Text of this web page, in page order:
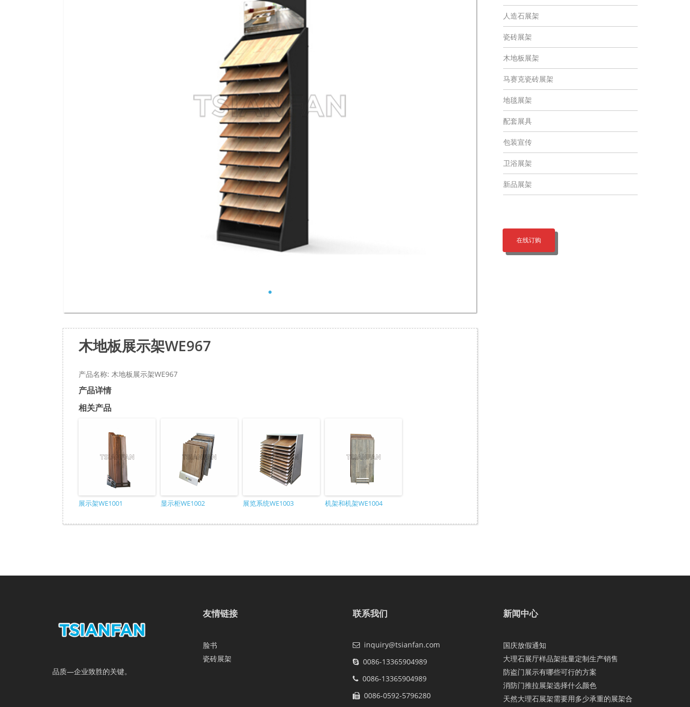
木地板展示架WE967
产品名称: 木地板展示架WE967
产品详情
相关产品
展示架WE1001 显示柜WE1002 展览系统WE1003 机架和机架WE1004
人造石展架
瓷砖展架
木地板展架
马赛克瓷砖展架
地毯展架
配套展具
包装宣传
卫浴展架
新品展架
在线订购
品质—企业致胜的关键。
友情链接
脸书
瓷砖展架
联系我们
inquiry@tsianfan.com
0086-13365904989
0086-13365904989
0086-0592-5796280
新闻中心
国庆放假通知
大理石展厅样品架批量定制生产销售
防盗门展示有哪些可行的方案
消防门推拉展架选择什么颜色
天然大理石展架需要用多少承重的展架合